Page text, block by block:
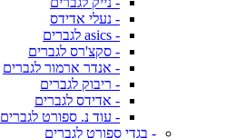
- נעלי אדידס
- asics לגברים
- סקצ'רס לגברים
- אנדר ארמור לגברים
- ריבוק לגברים
- אדידס לגברים
- עוד נ. ספורט לגברים
- בגדי ספורט לגברים